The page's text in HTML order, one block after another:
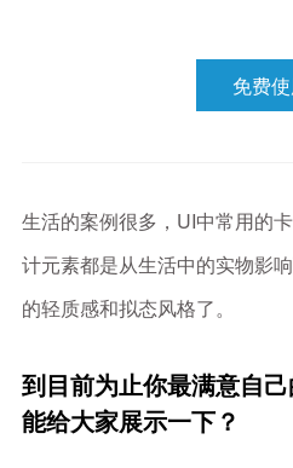
免费
生活的案例很多，UI中常用的
计元素都是从生活中的实物影
的轻质感和拟态风格了。
到目前为止你最满意自
能给大家展示一下？